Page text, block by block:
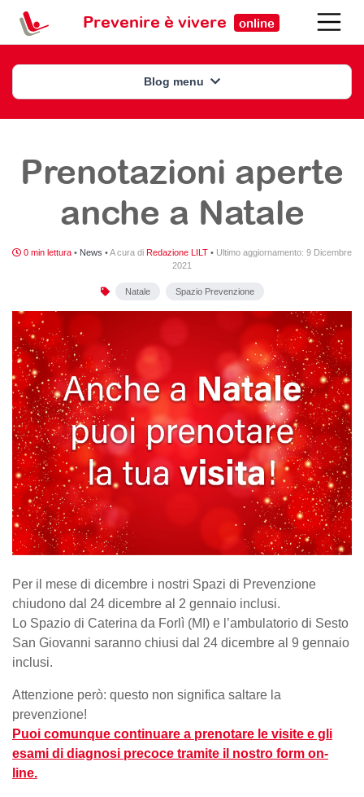
Prevenire è vivere online
Blog menu
Prenotazioni aperte
anche a Natale
0 min lettura • News •A cura di Redazione LILT • Ultimo aggiornamento: 9 Dicembre
2021
Natale Spazio Prevenzione
Per il mese di dicembre i nostri Spazi di Prevenzione
chiudono dal 24 dicembre al 2 gennaio inclusi.
Lo Spazio di Caterina da Forlì (MI) e l’ambulatorio di Sesto
San Giovanni saranno chiusi dal 24 dicembre al 9 gennaio
inclusi.
Attenzione però: questo non significa saltare la
prevenzione!
Puoi comunque continuare a prenotare le visite e gli
esami di diagnosi precoce tramite il nostro form on-
line.